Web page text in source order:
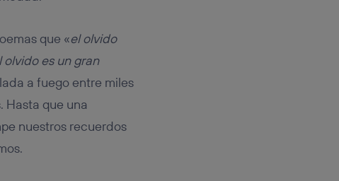
que «el olvido
es un gran
a fuego entre miles
Hasta que una
nuestros recuerdos
se
hogar que
basará
en la parte